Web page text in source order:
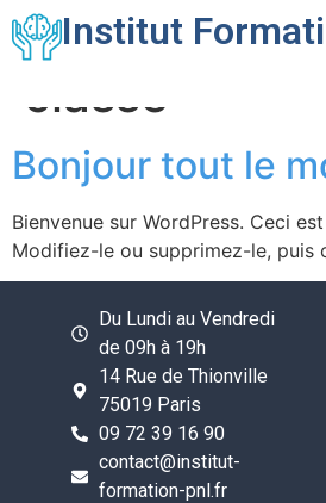
Institut
Catégorie :
classé
Bonjour tout le
Bienvenue sur WordPress. Ceci
Modifiez-le ou supprimez-le, puis
Du Lundi au Vendredi
de 09h à 19h
14 Rue de Thionville
75019 Paris
09 72 39 16 90
contact@institut-
formation-pnl.fr